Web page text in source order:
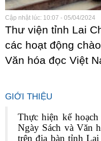
Cập nhật lúc: 10:07 - 05/04/2024
Thư viện tỉnh Lai
các hoạt động
Văn hóa đọc Việt
GIỚI THIỆU
Thực hiện kế
Ngày Sách và Văn
trên địa bàn tỉnh Lai